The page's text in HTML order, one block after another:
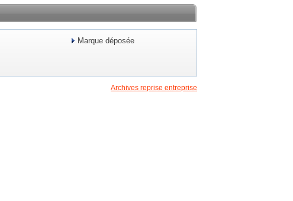
Marque déposée
Archives reprise entreprise